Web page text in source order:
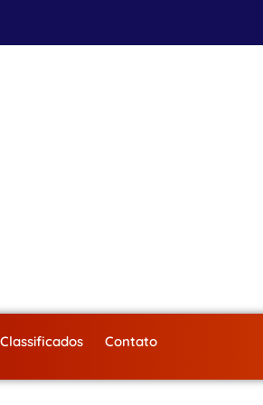
Classificados Contato